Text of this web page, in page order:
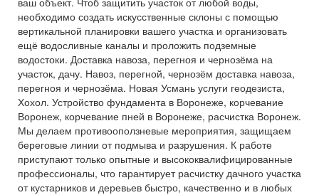
необходимо создать искусственные склоны с помощью
вертикальной планировки вашего участка и организовать
ещё водосливные каналы и проложить подземные
водостоки. Доставка навоза, перегноя и чернозёма на
участок, дачу. Навоз, перегной, чернозём доставка навоза,
перегноя и чернозёма. Новая Усмань услуги геодезиста,
Хохол. Устройство фундамента в Воронеже, корчевание
Воронеж, корчевание пней в Воронеже, расчистка Воронеж.
Мы делаем противооползневые мероприятия, защищаем
береговые линии от подмыва и разрушения. К работе
приступают только опытные и высококвалифицированные
профессионалы, что гарантирует расчистку дачного участка
от кустарников и деревьев быстро, качественно и в любых